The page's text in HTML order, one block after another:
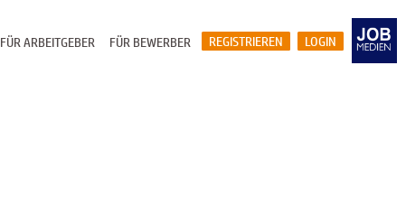
LOGIN
REGISTRIEREN
FÜR BEWERBER
FÜR ARBEITGEBER